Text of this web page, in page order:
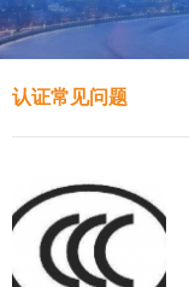
认证常见问题